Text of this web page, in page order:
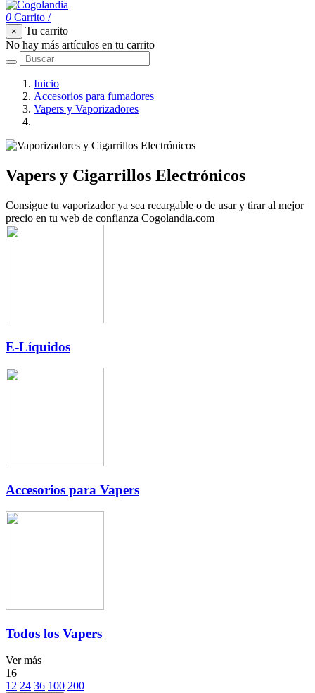
0 Carrito /
×
Tu carrito
No hay más artículos en tu carrito
Inicio
Accesorios para fumadores
Vapers y Vaporizadores
Vapers y Cigarrillos Electrónicos
Consigue tu vaporizador ya sea recargable o de usar y tirar al mejor
precio en tu web de confianza Cogolandia.com
E-Líquidos
Accesorios para Vapers
Todos los Vapers
Ver más
16
12 24 36 100 200